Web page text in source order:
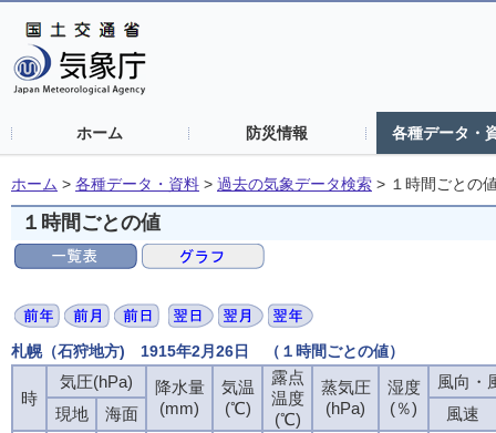
ホーム 防災情報 各種データ・
ホーム > 各種データ・資料 > 過去の気象データ検索 > １時間ごとの
１時間ごとの値
札幌（石狩地方) 1915年2月26日 （１時間ごとの値）
時
気圧(hPa)
降水量
(mm)
気温
(℃)
露点
温度
(℃)
蒸気圧
(hPa)
湿度
(％)
風向・
現地
海面
風速
時
気圧(hPa)
降水量
(mm)
気温
(℃)
露点
温度
(℃)
蒸気圧
(hPa)
湿度
(％)
風向・
現地
海面
風速
時
気圧(hPa)
降水量
(mm)
気温
(℃)
露点
温度
(℃)
蒸気圧
(hPa)
湿度
(％)
風向・
現地
海面
風速
時
気圧(hPa)
降水量
(mm)
気温
(℃)
露点
温度
(℃)
蒸気圧
(hPa)
湿度
(％)
風向・
現地
海面
風速